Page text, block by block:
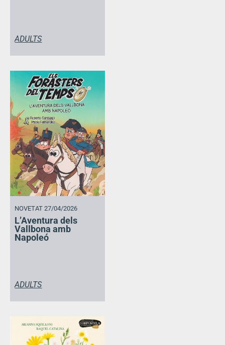
ADULTS
NOVETAT 27/04/2026
L’Aventura dels
Vallbona amb
Napoleó
ADULTS